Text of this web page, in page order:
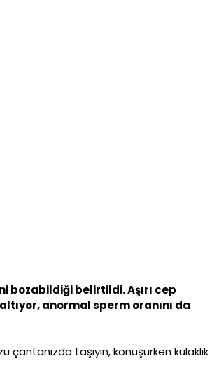
bozabildiği belirtildi. Aşırı cep
anormal sperm oranını da
çantanızda taşıyın, konuşurken kulaklık